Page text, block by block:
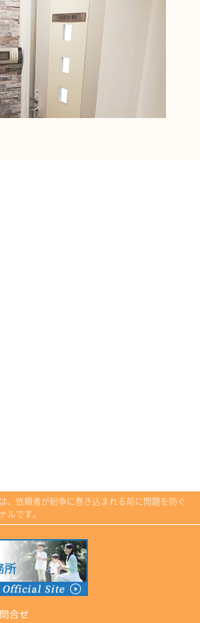
、依頼者が紛争に巻き込まれる前に問題を防ぐ
ルです。
合せ